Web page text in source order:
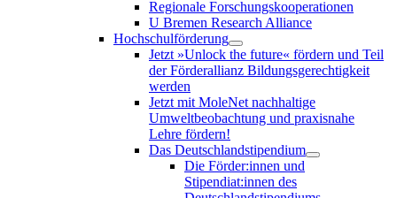
Regionale Forschungskooperationen
U Bremen Research Alliance
Hochschulförderung
Jetzt »Unlock the future« fördern und Teil
der Förderallianz Bildungsgerechtigkeit
werden
Jetzt mit MoleNet nachhaltige
Umweltbeobachtung und praxisnahe
Lehre fördern!
Das Deutschlandstipendium
Die Förder:innen und
Stipendiat:innen des